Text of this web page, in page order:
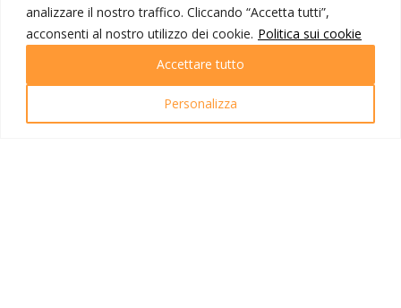
analizzare il nostro traffico. Cliccando “Accetta tutti”,
acconsenti al nostro utilizzo dei cookie. Politica sui cookie
Personalizza
Accettare tutto
I NOSTRI PRODOTTI
Destinazioni
Partenze
Emozioni di viaggio
Newsletter
Tutti i viaggi